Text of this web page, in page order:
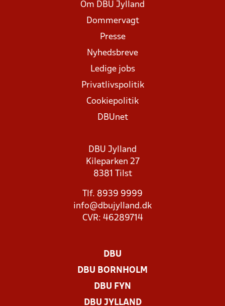
Om DBU Jylland
Dommervagt
Presse
Nyhedsbreve
Ledige jobs
Privatlivspolitik
Cookiepolitik
DBUnet
DBU Jylland
Kileparken 27
8381 Tilst
Tlf. 8939 9999
info@dbujylland.dk
CVR: 46289714
DBU
DBU BORNHOLM
DBU FYN
DBU JYLLAND